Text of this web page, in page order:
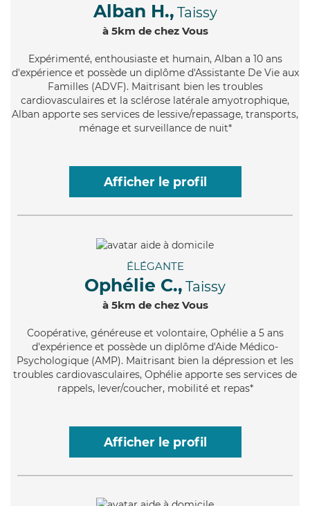
Alban H., Taissy
à 5km de chez Vous
Expérimenté, enthousiaste et humain, Alban a 10 ans
d'expérience et possède un diplôme d'Assistante De Vie aux
Familles (ADVF). Maitrisant bien les troubles
cardiovasculaires et la sclérose latérale amyotrophique,
Alban apporte ses services de lessive/repassage, transports,
ménage et surveillance de nuit*
Afficher le profil
ÉLÉGANTE
Ophélie C., Taissy
à 5km de chez Vous
Coopérative, généreuse et volontaire, Ophélie a 5 ans
d'expérience et possède un diplôme d'Aide Médico-
Psychologique (AMP). Maitrisant bien la dépression et les
troubles cardiovasculaires, Ophélie apporte ses services de
rappels, lever/coucher, mobilité et repas*
Afficher le profil